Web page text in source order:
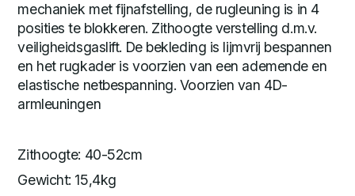
mechaniek met fijnafstelling, de rugleuning is in 4
posities te blokkeren. Zithoogte verstelling d.m.v.
veiligheidsgaslift. De bekleding is lijmvrij bespannen
en het rugkader is voorzien van een ademende en
elastische netbespanning. Voorzien van 4D-
armleuningen
Zithoogte: 40-52cm
Gewicht: 15,4kg